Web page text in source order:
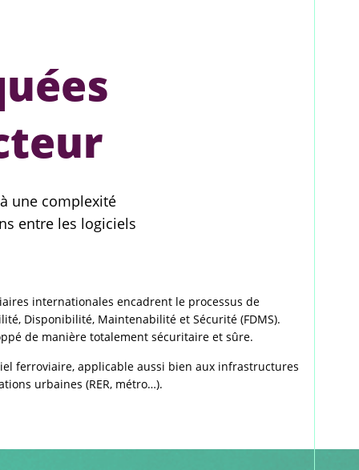
une complexité
entre les logiciels
internationales encadrent le processus de
Disponibilité, Maintenabilité et Sécurité (FDMS).
de manière totalement sécuritaire et sûre.
ferroviaire, applicable aussi bien aux infrastructures
urbaines (RER, métro…).